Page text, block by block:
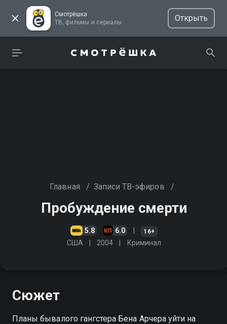
Смотрёшка
ТВ, фильмы и сериалы
Открыть
Главная / Записи ТВ-эфиров /
Пробуждение смерти
5.8 6.0 16+
США 2004 Криминал
Сюжет
Планы бывалого гангстера Бена Арчера уйти на